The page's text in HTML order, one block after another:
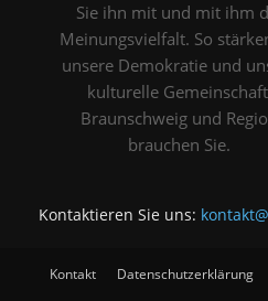
Sie ihn mit und mit ihm
Meinungsvielfalt. So
unsere Demokratie und
kulturelle
Braunschweig und
brauchen Sie.
Kontaktieren Sie uns:
Kontakt Datenschutzerklärung